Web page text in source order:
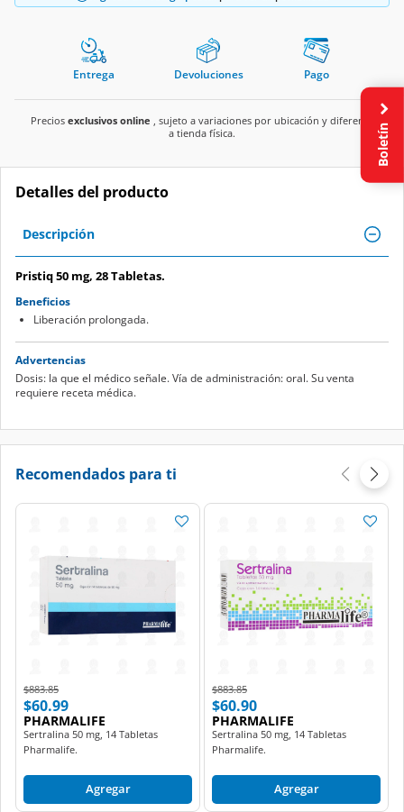
Entrega Devoluciones Pago
Precios exclusivos online , sujeto a variaciones por ubicación y diferente
a tienda física.
Detalles del producto
Descripción
Pristiq 50 mg, 28 Tabletas.
Beneficios
Liberación prolongada.
Advertencias
Dosis: la que el médico señale. Vía de administración: oral. Su venta
requiere receta médica.
Recomendados para ti
Price reduced from
$883.85to
$60.99
PHARMALIFE
Sertralina 50 mg, 14 Tabletas
Pharmalife.
Agregar
Price reduced from
$883.85to
$60.90
PHARMALIFE
Sertralina 50 mg, 14 Tabletas
Pharmalife.
Agregar
Boletín